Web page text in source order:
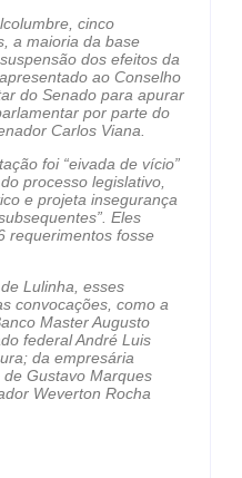
cinco
a maioria da base
dos efeitos da
ao Conselho
do Senado para apurar
por parte do
Carlos Viana.
foi “eivada de vício”
processo legislativo,
e projeta insegurança
Eles
requerimentos fosse
Lulinha, esses
convocações, como a
Master Augusto
federal André Luis
da empresária
Gustavo Marques
Weverton Rocha